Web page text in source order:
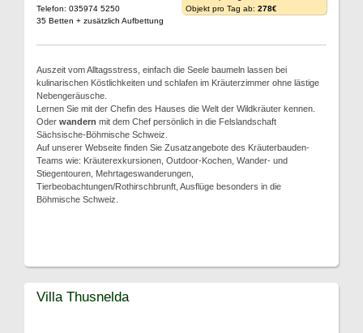
Telefon: 035974 5250
35 Betten + zusätzlich Aufbettung
Objekt pro Tag ab: 278€
Auszeit vom Alltagsstress, einfach die Seele baumeln lassen bei
kulinarischen Köstlichkeiten und schlafen im Kräuterzimmer ohne lästige
Nebengeräusche.
Lernen Sie mit der Chefin des Hauses die Welt der Wildkräuter kennen.
Oder wandern mit dem Chef persönlich in die Felslandschaft
Sächsische-Böhmische Schweiz.
Auf unserer Webseite finden Sie Zusatzangebote des Kräuterbauden-
Teams wie: Kräuterexkursionen, Outdoor-Kochen, Wander- und
Stiegentouren, Mehrtageswanderungen,
Tierbeobachtungen/Rothirschbrunft, Ausflüge besonders in die
Böhmische Schweiz.
Villa Thusnelda